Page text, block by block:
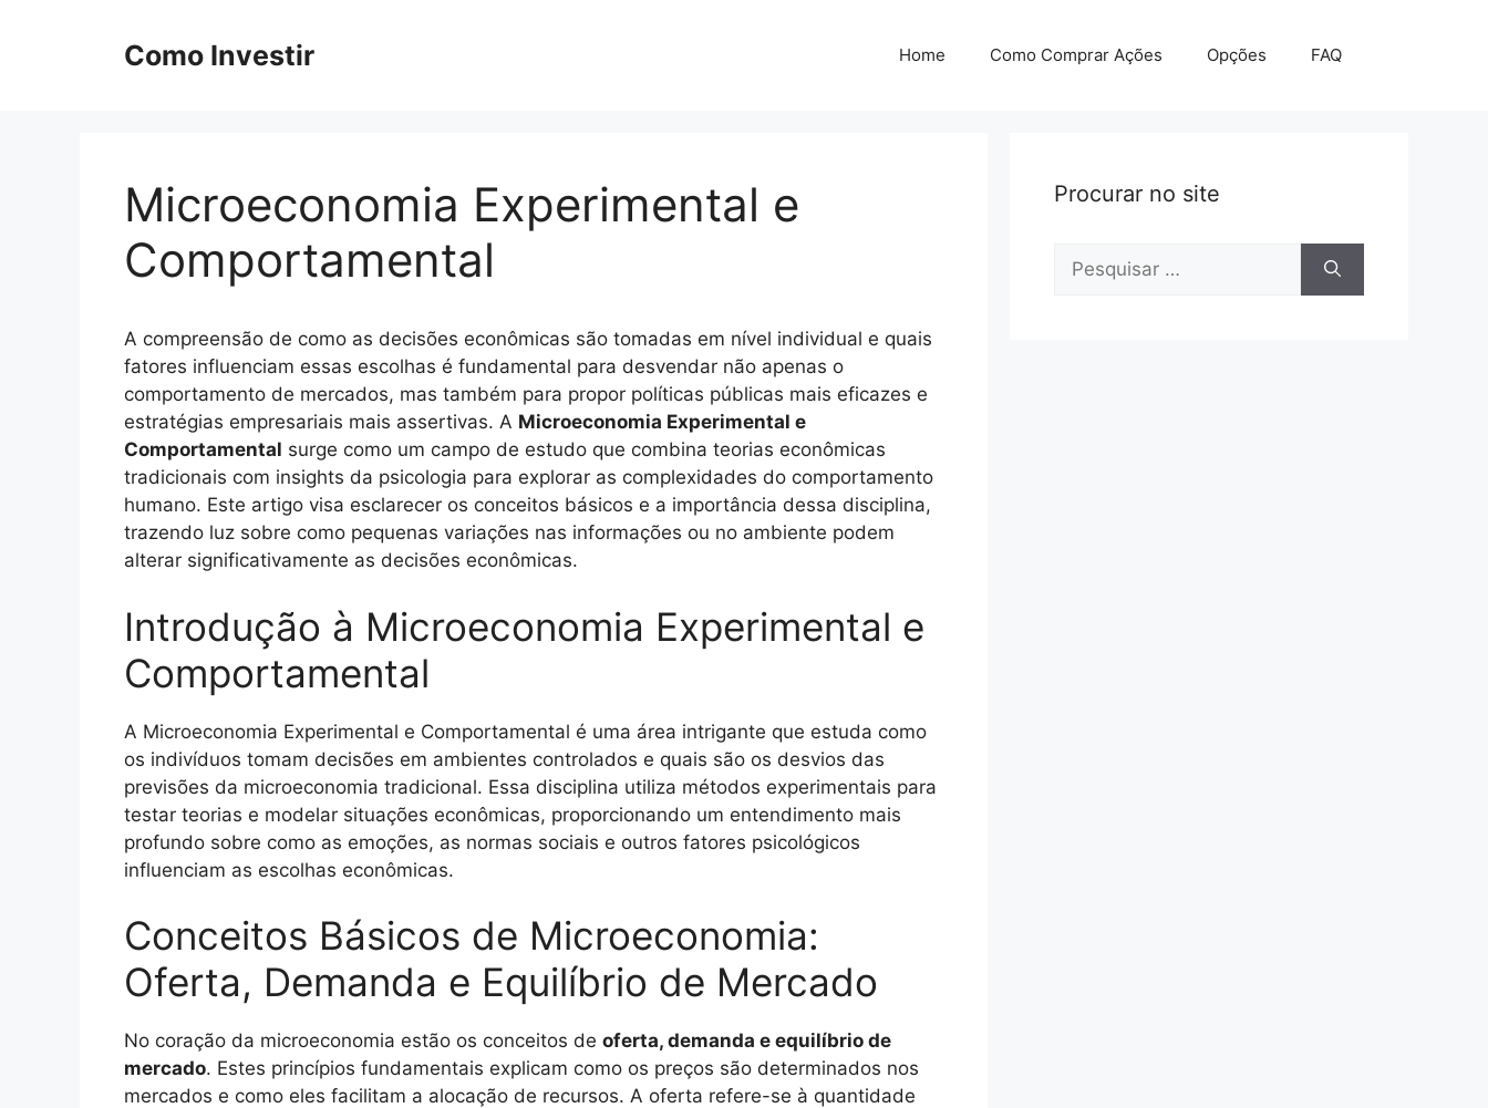
Como Investir Home Como Comprar Ações Opções FAQ
Microeconomia Experimental e
Comportamental
A compreensão de como as decisões econômicas são tomadas em nível individual e quais
fatores influenciam essas escolhas é fundamental para desvendar não apenas o
comportamento de mercados, mas também para propor políticas públicas mais eficazes e
estratégias empresariais mais assertivas. A Microeconomia Experimental e
Comportamental surge como um campo de estudo que combina teorias econômicas
tradicionais com insights da psicologia para explorar as complexidades do comportamento
humano. Este artigo visa esclarecer os conceitos básicos e a importância dessa disciplina,
trazendo luz sobre como pequenas variações nas informações ou no ambiente podem
alterar significativamente as decisões econômicas.
Introdução à Microeconomia Experimental e
Comportamental
A Microeconomia Experimental e Comportamental é uma área intrigante que estuda como
os indivíduos tomam decisões em ambientes controlados e quais são os desvios das
previsões da microeconomia tradicional. Essa disciplina utiliza métodos experimentais para
testar teorias e modelar situações econômicas, proporcionando um entendimento mais
profundo sobre como as emoções, as normas sociais e outros fatores psicológicos
influenciam as escolhas econômicas.
Conceitos Básicos de Microeconomia:
Oferta, Demanda e Equilíbrio de Mercado
No coração da microeconomia estão os conceitos de oferta, demanda e equilíbrio de
mercado. Estes princípios fundamentais explicam como os preços são determinados nos
mercados e como eles facilitam a alocação de recursos. A oferta refere-se à quantidade
Procurar no site
Pesquisar